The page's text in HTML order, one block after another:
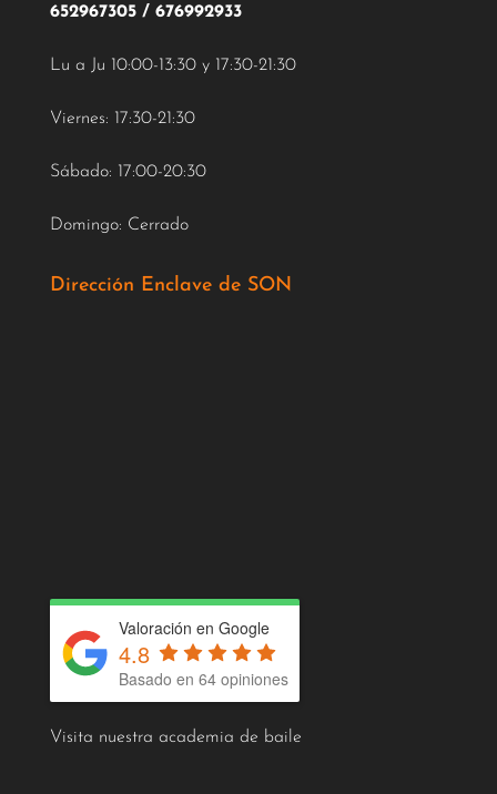
652967305/ 676992933
Lu a Ju 10:00-13:30 y 17:30-21:30
Viernes: 17:30-21:30
Sábado: 17:00-20:30
Domingo: Cerrado
Dirección Enclave de SON
Valoración en Google
4.8
Basado en 64 opiniones
Visita nuestra academia de baile